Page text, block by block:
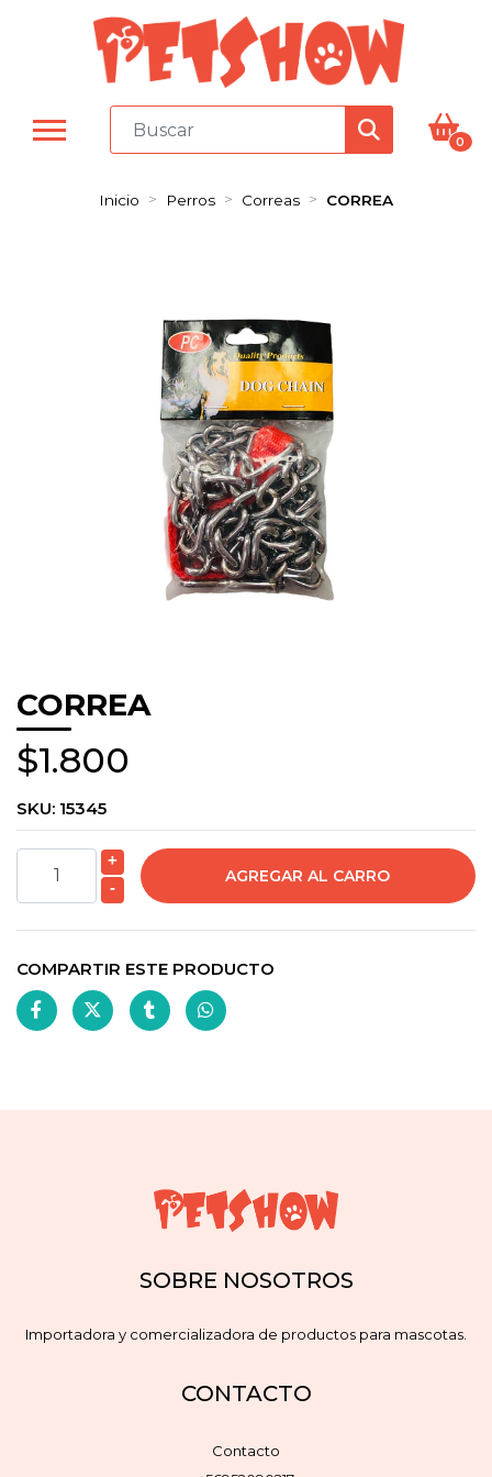
0
Inicio Perros Correas CORREA
CORREA
$1.800
SKU: 15345
+
-
COMPARTIR ESTE PRODUCTO
SOBRE NOSOTROS
Importadora y comercializadora de productos para mascotas.
CONTACTO
Contacto